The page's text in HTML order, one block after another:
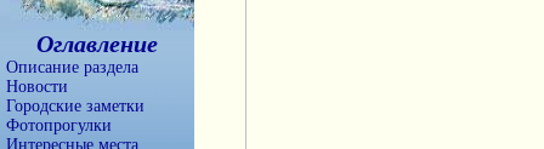
Оглавление
Описание раздела
Новости
Городские заметки
Фотопрогулки
Интересные места